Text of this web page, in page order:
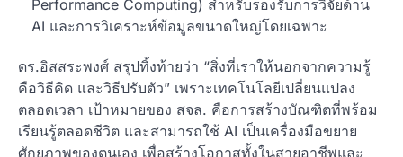
Performance Computing) สำหรับรองรับการวิจัยด้าน
AI และการวิเคราะห์ข้อมูลขนาดใหญ่โดยเฉพาะ
ดร.อิสสระพงศ์ สรุปทิ้งท้ายว่า “สิ่งที่เราให้นอกจากความรู้
คือวิธีคิด และวิธีปรับตัว” เพราะเทคโนโลยีเปลี่ยนแปลง
ตลอดเวลา เป้าหมายของ สจล. คือการสร้างบัณฑิตที่พร้อม
เรียนรู้ตลอดชีวิต และสามารถใช้ AI เป็นเครื่องมือขยาย
ศักยภาพของตนเอง เพื่อสร้างโอกาสทั้งในสายอาชีพและ